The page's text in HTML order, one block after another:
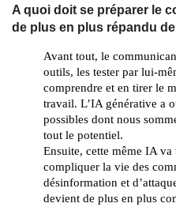
A quoi doit se préparer le
de plus en plus répandu
Avant tout, le
outils, les tester par lui-
comprendre et en tirer le
travail. L’IA générative a
possibles dont nous
tout le potentiel.
Ensuite, cette même IA va
compliquer la vie des
désinformation et
devient de plus en plus